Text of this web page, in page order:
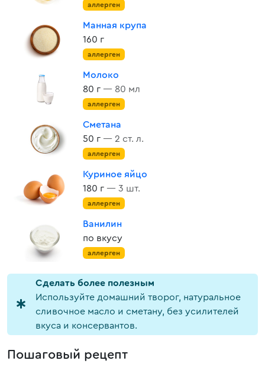
аллерген
Манная крупа
160 г
аллерген
Молоко
80 г — 80 мл
аллерген
Сметана
50 г — 2 ст. л.
аллерген
Куриное яйцо
180 г — 3 шт.
аллерген
Ванилин
по вкусу
аллерген
Cделать более полезным
Используйте домашний творог, натуральное
сливочное масло и сметану, без усилителей
вкуса и консервантов.
Пошаговый рецепт